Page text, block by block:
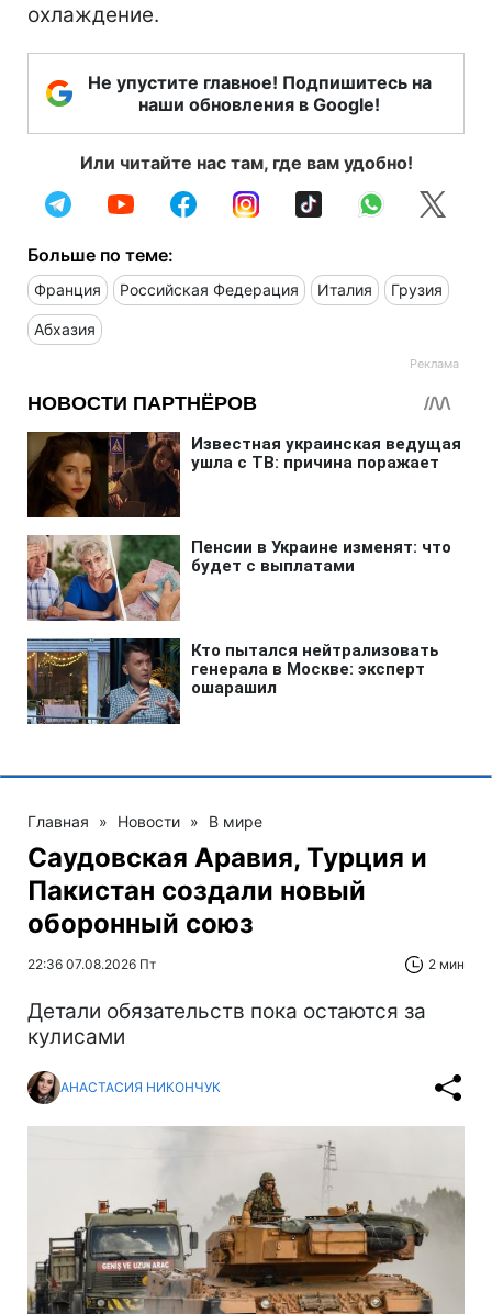
охлаждение.
Не упустите главное! Подпишитесь на
наши обновления в Google!
Или читайте нас там, где вам удобно!
Больше по теме:
Франция Российская Федерация Италия Грузия
Абхазия
Главная » Новости » В мире
Саудовская Аравия, Турция и
Пакистан создали новый
оборонный союз
22:36 07.08.2026 Пт 2 мин
Детали обязательств пока остаются за
кулисами
АНАСТАСИЯ НИКОНЧУК